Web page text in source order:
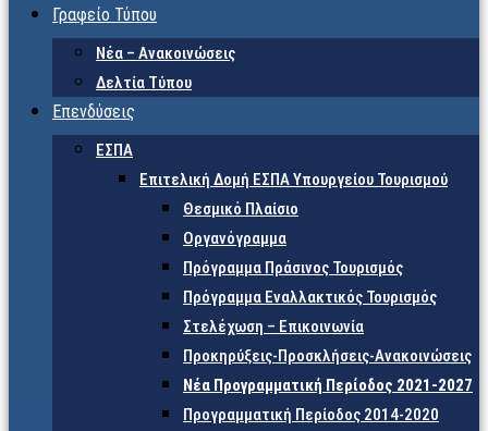
Γραφείο Τύπου
Νέα – Ανακοινώσεις
Δελτία Τύπου
Επενδύσεις
ΕΣΠΑ
Επιτελική Δομή ΕΣΠΑ Υπουργείου Τουρισμού
Θεσμικό Πλαίσιο
Οργανόγραμμα
Πρόγραμμα Πράσινος Τουρισμός
Πρόγραμμα Εναλλακτικός Τουρισμός
Στελέχωση – Επικοινωνία
Προκηρύξεις-Προσκλήσεις-Ανακοινώσεις
Νέα Προγραμματική Περίοδος 2021-2027
Προγραμματική Περίοδος 2014-2020